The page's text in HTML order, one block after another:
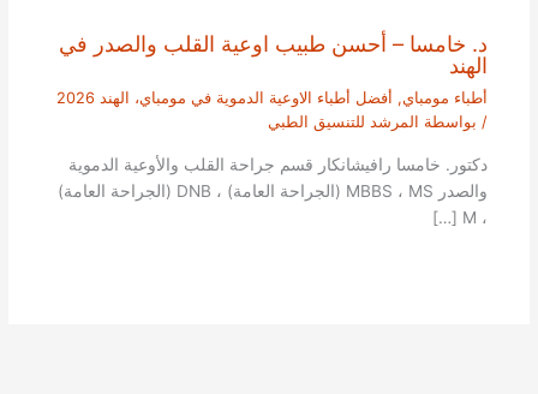
د. خامسا – أحسن طبيب اوعية القلب والصدر في
الهند
أطباء مومباي, أفضل أطباء الاوعية الدموية في مومباي، الهند 2026
/ بواسطة المرشد للتنسيق الطبي
دكتور. خامسا رافيشانكار قسم جراحة القلب والأوعية الدموية
والصدر MBBS ، MS (الجراحة العامة) ، DNB (الجراحة العامة)
، M […]